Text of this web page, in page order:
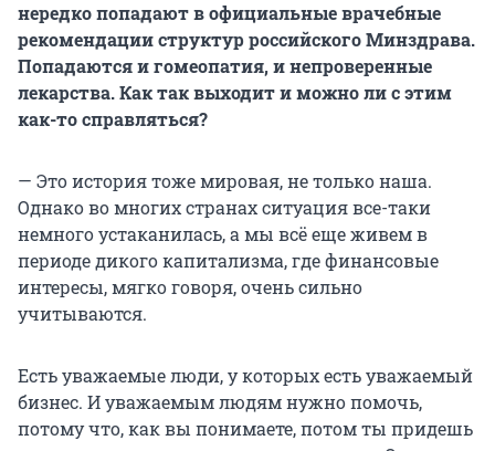
нередко попадают в официальные врачебные
рекомендации структур российского Минздрава.
Попадаются и гомеопатия, и непроверенные
лекарства. Как так выходит и можно ли с этим
как-то справляться?
— Это история тоже мировая, не только наша.
Однако во многих странах ситуация все-таки
немного устаканилась, а мы всё еще живем в
периоде дикого капитализма, где финансовые
интересы, мягко говоря, очень сильно
учитываются.
Есть уважаемые люди, у которых есть уважаемый
бизнес. И уважаемым людям нужно помочь,
потому что, как вы понимаете, потом ты придешь